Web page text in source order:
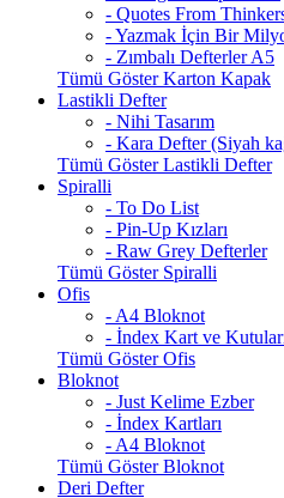
- Quotes From
- Yazmak İçin Bir
- Zımbalı Defterler A5
Tümü Göster Karton Kapak
Lastikli Defter
- Nihi Tasarım
- Kara Defter (Siyah
Tümü Göster Lastikli Defter
Spiralli
- To Do List
- Pin-Up Kızları
- Raw Grey Defterler
Tümü Göster Spiralli
Ofis
- A4 Bloknot
- İndex Kart ve
Tümü Göster Ofis
Bloknot
- Just Kelime Ezber
- İndex Kartları
- A4 Bloknot
Tümü Göster Bloknot
Deri Defter